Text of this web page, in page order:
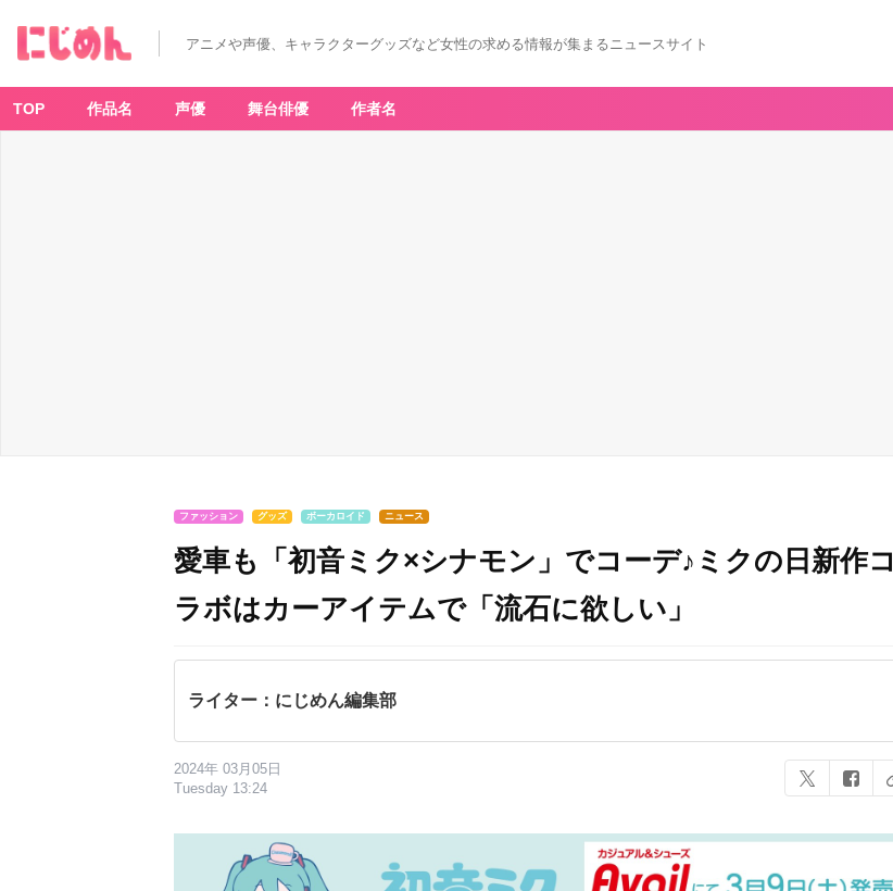
アニメや声優、キャラクターグッズなど女性の求める情報が集まるニュースサイト
TOP 作品名 声優 舞台俳優 作者名
ファッション グッズ ボーカロイド ニュース
愛車も「初音ミク×シナモン」でコーデ♪ミクの日新作コ
ラボはカーアイテムで「流石に欲しい」
ライター：にじめん編集部
2024年 03月05日
Tuesday 13:24